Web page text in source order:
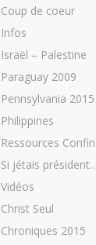
Coup de coeur
Infos
Israël – Palestine
Paraguay 2009
Pennsylvania 2015
Philippines
Ressources
Si jétais
Vidéos
Christ Seul
Chroniques 2015